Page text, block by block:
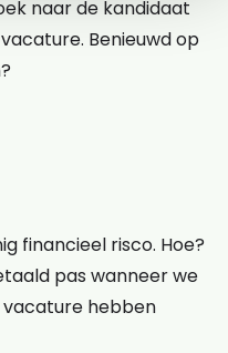
naar de kandidaat
Benieuwd op
financieel risco. Hoe?
pas wanneer we
vacature hebben